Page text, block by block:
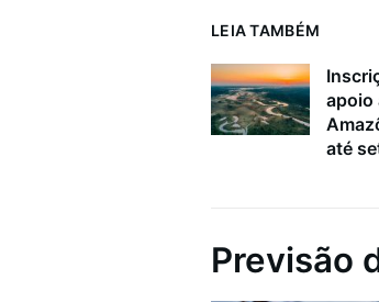
LEIA TAMBÉM
apoio
até
Previsão